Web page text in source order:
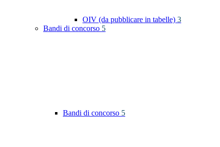
OIV (da pubblicare in tabelle) 3
Bandi di concorso 5
Bandi di concorso 5